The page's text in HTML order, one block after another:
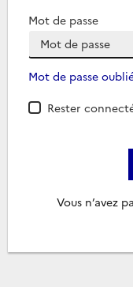
Mot de passe
Mot de passe
Rester
Vous n’avez